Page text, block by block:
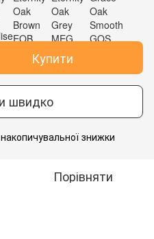
Купити
швидко
знижки
Порівняти